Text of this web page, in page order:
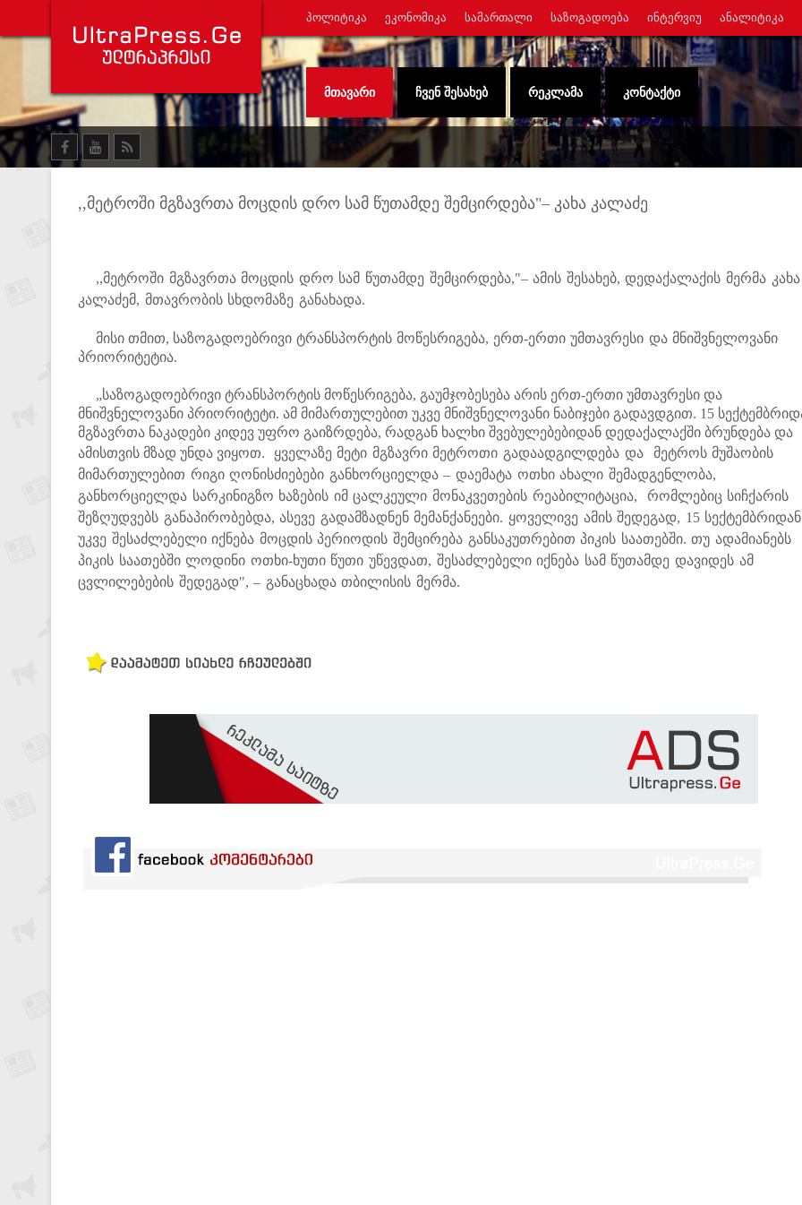
ᲞᲝᲚᲘᲢᲘᲙᲐ ᲔᲙᲝᲜᲝᲛᲘᲙᲐ ᲡᲐᲛᲐᲠᲗᲐᲚᲘ ᲡᲐᲖᲝᲒᲐᲓᲝᲔᲑᲐ ᲘᲜᲢᲔᲠᲕᲘᲣ ᲐᲜᲐᲚᲘᲢᲘᲙᲐ
ᲛᲗᲐᲕᲐᲠᲘ ᲩᲕᲔᲜ ᲨᲔᲡᲐᲮᲔᲑ ᲠᲔᲙᲚᲐᲛᲐ ᲙᲝᲜᲢᲐᲥᲢᲘ
,,მეტროში მგზავრთა მოცდის დრო სამ წუთამდე შემცირდება"– კახა კალაძე
,,მეტროში მგზავრთა მოცდის დრო სამ წუთამდე შემცირდება,"– ამის შესახებ, დედაქალაქის მერმა კახა
კალაძემ, მთავრობის სხდომაზე განახადა.
მისი თმით, საზოგადოებრივი ტრანსპორტის მოწესრიგება, ერთ-ერთი უმთავრესი და მნიშვნელოვანი
პრიორიტეტია.
„საზოგადოებრივი ტრანსპორტის მოწესრიგება, გაუმჯობესება არის ერთ-ერთი უმთავრესი და
მნიშვნელოვანი პრიორიტეტი. ამ მიმართულებით უკვე მნიშვნელოვანი ნაბიჯები გადავდგით. 15
მგზავრთა ნაკადები კიდევ უფრო გაიზრდება, რადგან ხალხი შვებულებებიდან დედაქალაქში ბრუნდება და
ამისთვის მზად უნდა ვიყოთ.
ყველაზე მეტი მგზავრი მეტროთი გადაადგილდება და მეტროს მუშაობის
მიმართულებით რიგი ღონისძიებები განხორციელდა – დაემატა ოთხი ახალი შემადგენლობა,
განხორციელდა სარკინიგზო ხაზების იმ ცალკეული მონაკვეთების რეაბილიტაცია, რომლებიც სიჩქარის
შეზღუდვებს განაპირობებდა, ასევე გადამზადნენ მემანქანეები. ყოველივე ამის შედეგად, 15 სექტემბრიდან
უკვე შესაძლებელი იქნება მოცდის პერიოდის შემცირება განსაკუთრებით პიკის საათებში. თუ ადამიანებს
პიკის საათებში ლოდინი ოთხი-ხუთი წუთი უწევდათ, შესაძლებელი იქნება სამ წუთამდე დავიდეს ამ
ცვლილებების შედეგად", – განაცხადა თბილისის მერმა.